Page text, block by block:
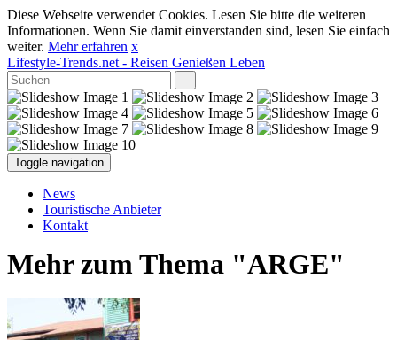
Diese Webseite verwendet Cookies. Lesen Sie bitte die weiteren
Informationen. Wenn Sie damit einverstanden sind, lesen Sie einfach
weiter. Mehr erfahren x
Lifestyle-Trends.net - Reisen Genießen Leben
Toggle navigation
News
Touristische Anbieter
Kontakt
Mehr zum Thema "ARGE"